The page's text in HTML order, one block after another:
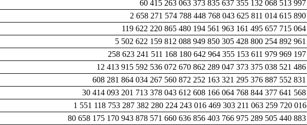
60 415 263 063 373 835 637 355 132 068 513
2 658 271 574 788 448 768 043 625 811 014 615
119 622 220 865 480 194 561 963 161 495 657 715
5 502 622 159 812 088 949 850 305 428 800 254 892
258 623 241 511 168 180 642 964 355 153 611 979 969
12 413 915 592 536 072 670 862 289 047 373 375 038 521
608 281 864 034 267 560 872 252 163 321 295 376 887 552
30 414 093 201 713 378 043 612 608 166 064 768 844 377 641
1 551 118 753 287 382 280 224 243 016 469 303 211 063 259 720
80 658 175 170 943 878 571 660 636 856 403 766 975 289 505 440